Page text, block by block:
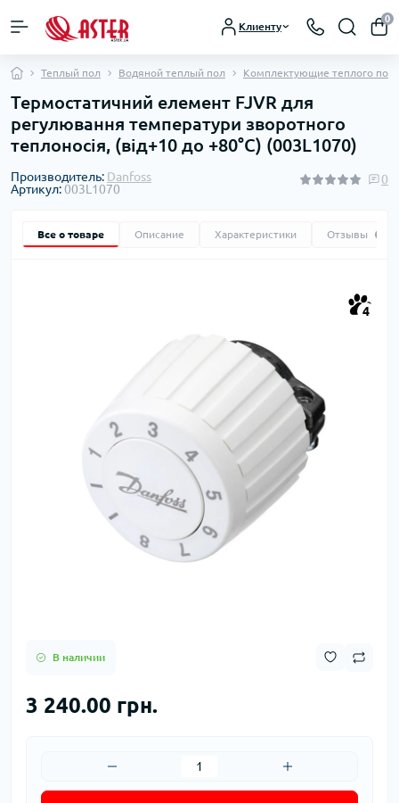
Клиенту
0
Теплый пол Водяной теплый пол Комплектующие теплого пола
Термостатичний елемент FJVR для
регулювання температури зворотного
теплоносія, (від+10 до +80°С) (003L1070)
Производитель: Danfoss
Артикул:003L1070
0
Все о товаре Описание Характеристики Отзывы
4
В наличии
3 240.00 грн.